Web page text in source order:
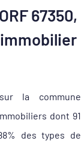
67350,
la commune
dont 91
des types de